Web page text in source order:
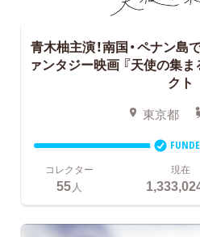
青木柚主演！南国・ペナン島
ァンタジー映画 『天使の集
クト
東京都
コレクター
55 人
現在